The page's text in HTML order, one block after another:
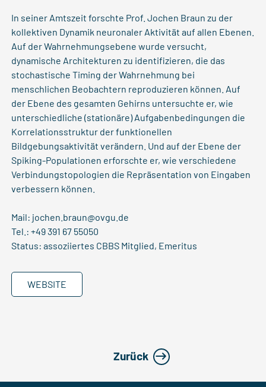
In seiner Amtszeit forschte Prof. Jochen Braun zu der
kollektiven Dynamik neuronaler Aktivität auf allen Ebenen.
Auf der Wahrnehmungsebene wurde versucht,
dynamische Architekturen zu identifizieren, die das
stochastische Timing der Wahrnehmung bei
menschlichen Beobachtern reproduzieren können. Auf
der Ebene des gesamten Gehirns untersuchte er, wie
unterschiedliche (stationäre) Aufgabenbedingungen die
Korrelationsstruktur der funktionellen
Bildgebungsaktivität verändern. Und auf der Ebene der
Spiking-Populationen erforschte er, wie verschiedene
Verbindungstopologien die Repräsentation von Eingaben
verbessern können.
Mail: jochen.braun@ovgu.de
Tel.: +49 391 67 55050
Status: assoziiertes CBBS Mitglied, Emeritus
WEBSITE
Zurück